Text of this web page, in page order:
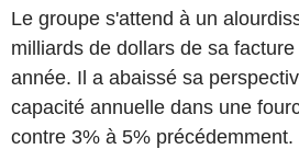
Le groupe s'attend à un
milliards de dollars de sa
année. Il a abaissé sa
capacité annuelle dans une
contre 3% à 5%